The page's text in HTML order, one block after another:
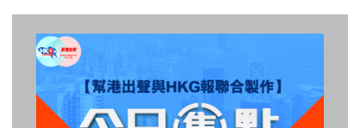
For
HK.
rights
reserved.